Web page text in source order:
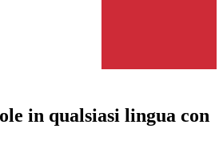
in qualsiasi lingua con